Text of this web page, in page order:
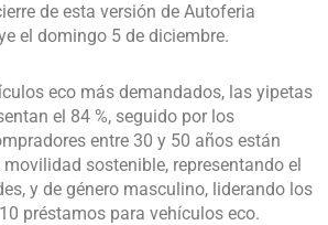
de esta versión de Autoferia
el domingo 5 de diciembre.
eco más demandados, las yipetas
el 84 %, seguido por los
entre 30 y 50 años están
sostenible, representando el
y de género masculino, liderando los
préstamos para vehículos eco.